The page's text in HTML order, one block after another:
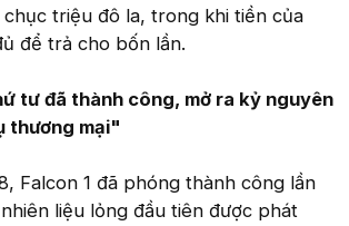
triệu đô la, trong khi tiền của
để trả cho bốn lần.
tư đã thành công, mở ra kỷ nguyên
thương mại"
Falcon 1 đã phóng thành công lần
liệu lỏng đầu tiên được phát